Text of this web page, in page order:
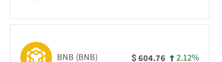
BNB (BNB) $604.76 2.12%